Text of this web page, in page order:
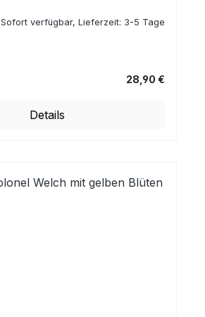
Sofort verfügbar, Lieferzeit: 3-5 Tage
28,90 €
Details